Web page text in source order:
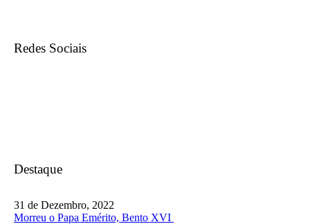
Redes Sociais
Destaque
31 de Dezembro, 2022
Morreu o Papa Emérito, Bento XVI